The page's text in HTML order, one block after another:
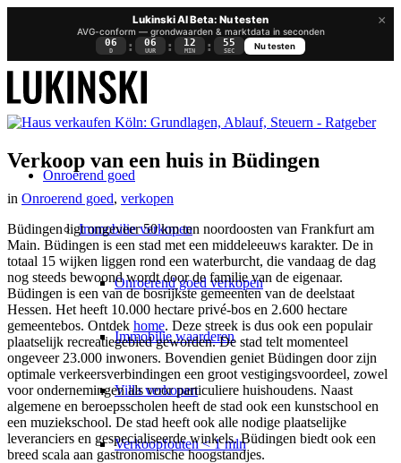
×
Lukinski AI Beta: Nu testen
AVG-conform — grondwaarden & marktdata in seconden
06
D : 06
UUR : 12
MIN : 55
SEC
Nu testen
Onroerend goed
Immobilie verkopen
Onroerend goed verkopen
Immobilie waarderen
Villa verkopen
Verkoopfouten < 1 mln
Verkoop van een huis in Büdingen
in Onroerend goed, verkopen
Büdingen ligt ongeveer 50 km ten noordoosten van Frankfurt am
Main. Büdingen is een stad met een middeleeuws karakter. De in
totaal 15 wijken liggen rond een waterburcht, die vandaag de dag
nog steeds bewoond wordt door de familie van de eigenaar.
Büdingen is een van de bosrijkste gemeenten van de deelstaat
Hessen. Het heeft 10.000 hectare privé-bos en 2.600 hectare
gemeentebos. Ontdek home. Deze streek is dus ook een populair
plaatselijk recreatiegebied geworden. De stad telt momenteel
ongeveer 23.000 inwoners. Bovendien geniet Büdingen door zijn
optimale verkeersverbindingen een groot vestigingsvoordeel, zowel
voor ondernemingen als voor particuliere huishoudens. Naast
algemene en beroepsscholen heeft de stad ook een kunstschool en
een muziekschool. De stad heeft ook alle nodige plaatselijke
leveranciers en gespecialiseerde winkels. Büdingen biedt ook een
breed scala aan gastronomische hoogstandjes.